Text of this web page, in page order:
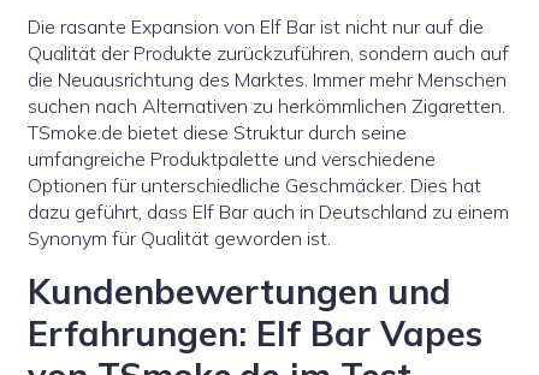
Die rasante Expansion von Elf Bar ist nicht nur auf die
Qualität der Produkte zurückzuführen, sondern auch auf
die Neuausrichtung des Marktes. Immer mehr Menschen
suchen nach Alternativen zu herkömmlichen Zigaretten.
TSmoke.de bietet diese Struktur durch seine
umfangreiche Produktpalette und verschiedene
Optionen für unterschiedliche Geschmäcker. Dies hat
dazu geführt, dass Elf Bar auch in Deutschland zu einem
Synonym für Qualität geworden ist.
Kundenbewertungen und
Erfahrungen: Elf Bar Vapes